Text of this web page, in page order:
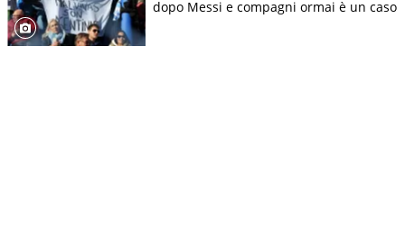
dopo Messi e compagni ormai è un caso